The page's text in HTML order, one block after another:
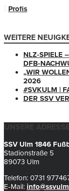
Profis
WEITERE
NLZ-SPIELE
DFB-
„WIR
2026
#SVKULM |
DER SSV
UNSERE ADRESSE
SSV Ulm 1846
Stadionstraße 5
89073 Ulm
Telefon: 0731
E-Mail: